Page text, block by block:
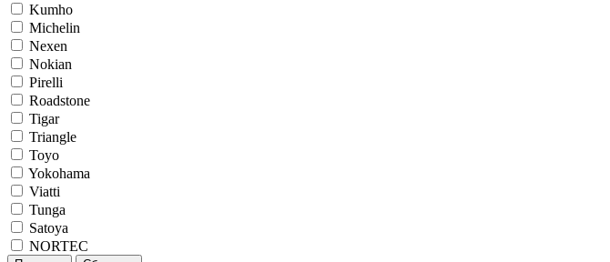
Kumho
Michelin
Nexen
Nokian
Pirelli
Roadstone
Tigar
Triangle
Toyo
Yokohama
Viatti
Tunga
Satoya
NORTEC